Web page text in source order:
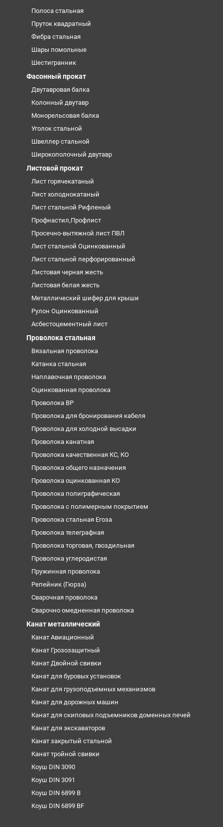
Полоса стальная
Пруток квадратный
Фибра стальная
Шары помольные
Шестигранник
Фасонный прокат
Двутавровая балка
Колонный двутавр
Монорельсовая балка
Уголок стальной
Швеллер стальной
Широкополочный двутавр
Листовой прокат
Лист горячекатаный
Лист холоднокатаный
Лист стальной Рифленый
Профнастил,Профлист
Просечно-вытяжной лист ПВЛ
Лист стальной Оцинкованный
Лист стальной перфорированный
Листовая черная жесть
Листовая белая жесть
Металлический шифер для крыши
Рулон Оцинкованный
Асбестоцементный лист
Проволока стальная
Вязальная проволока
Катанка стальная
Наплавочная проволока
Оцинкованная проволока
Проволока ВР
Проволока для бронирования кабеля
Проволока для холодной высадки
Проволока канатная
Проволока качественная КС, КО
Проволока общего назначения
Проволока оцинкованная КО
Проволока полиграфическая
Проволока с полимерным покрытием
Проволока стальная Егоза
Проволока телеграфная
Проволока торговая, гвоздильная
Проволока углеродистая
Пружинная проволока
Репейник (Гюрза)
Сварочная проволока
Сварочно омедненная проволока
Канат металлический
Канат Авиационный
Канат Грозозащитный
Канат Двойной свивки
Канат для буровых установок
Канат для грузоподъемных механизмов
Канат для дорожных машин
Канат для скиповых подъемников доменных печей
Канат для экскаваторов
Канат закрытый стальной
Канат тройной свивки
Коуш DIN 3090
Коуш DIN 3091
Коуш DIN 6899 B
Коуш DIN 6899 BF